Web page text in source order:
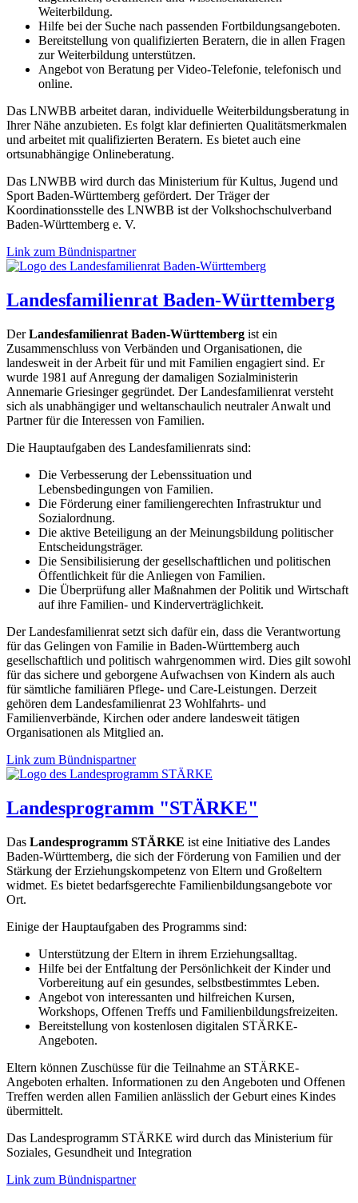
Weiterbildung.
Hilfe bei der Suche nach passenden Fortbildungsangeboten.
Bereitstellung von qualifizierten Beratern, die in allen Fragen
zur Weiterbildung unterstützen.
Angebot von Beratung per Video-Telefonie, telefonisch und
online.
Das LNWBB arbeitet daran, individuelle Weiterbildungsberatung in
Ihrer Nähe anzubieten. Es folgt klar definierten Qualitätsmerkmalen
und arbeitet mit qualifizierten Beratern. Es bietet auch eine
ortsunabhängige Onlineberatung.
Das LNWBB wird durch das Ministerium für Kultus, Jugend und
Sport Baden-Württemberg gefördert. Der Träger der
Koordinationsstelle des LNWBB ist der Volkshochschulverband
Baden-Württemberg e. V.
Link zum Bündnispartner
Landesfamilienrat Baden-Württemberg
DerLandesfamilienrat Baden-Württemberg ist ein
Zusammenschluss von Verbänden und Organisationen, die
landesweit in der Arbeit für und mit Familien engagiert sind. Er
wurde 1981 auf Anregung der damaligen Sozialministerin
Annemarie Griesinger gegründet. Der Landesfamilienrat versteht
sich als unabhängiger und weltanschaulich neutraler Anwalt und
Partner für die Interessen von Familien.
Die Hauptaufgaben des Landesfamilienrats sind:
Die Verbesserung der Lebenssituation und
Lebensbedingungen von Familien.
Die Förderung einer familiengerechten Infrastruktur und
Sozialordnung.
Die aktive Beteiligung an der Meinungsbildung politischer
Entscheidungsträger.
Die Sensibilisierung der gesellschaftlichen und politischen
Öffentlichkeit für die Anliegen von Familien.
Die Überprüfung aller Maßnahmen der Politik und Wirtschaft
auf ihre Familien- und Kinderverträglichkeit.
Der Landesfamilienrat setzt sich dafür ein, dass die Verantwortung
für das Gelingen von Familie in Baden-Württemberg auch
gesellschaftlich und politisch wahrgenommen wird. Dies gilt sowohl
für das sichere und geborgene Aufwachsen von Kindern als auch
für sämtliche familiären Pflege- und Care-Leistungen. Derzeit
gehören dem Landesfamilienrat 23 Wohlfahrts- und
Familienverbände, Kirchen oder andere landesweit tätigen
Organisationen als Mitglied an.
Link zum Bündnispartner
Landesprogramm "STÄRKE"
Das Landesprogramm STÄRKE ist eine Initiative des Landes
Baden-Württemberg, die sich der Förderung von Familien und der
Stärkung der Erziehungskompetenz von Eltern und Großeltern
widmet. Es bietet bedarfsgerechte Familienbildungsangebote vor
Ort.
Einige der Hauptaufgaben des Programms sind:
Unterstützung der Eltern in ihrem Erziehungsalltag.
Hilfe bei der Entfaltung der Persönlichkeit der Kinder und
Vorbereitung auf ein gesundes, selbstbestimmtes Leben.
Angebot von interessanten und hilfreichen Kursen,
Workshops, Offenen Treffs und Familienbildungsfreizeiten.
Bereitstellung von kostenlosen digitalen STÄRKE-
Angeboten.
Eltern können Zuschüsse für die Teilnahme an STÄRKE-
Angeboten erhalten. Informationen zu den Angeboten und Offenen
Treffen werden allen Familien anlässlich der Geburt eines Kindes
übermittelt.
Das Landesprogramm STÄRKE wird durch das Ministerium für
Soziales, Gesundheit und Integration
Link zum Bündnispartner